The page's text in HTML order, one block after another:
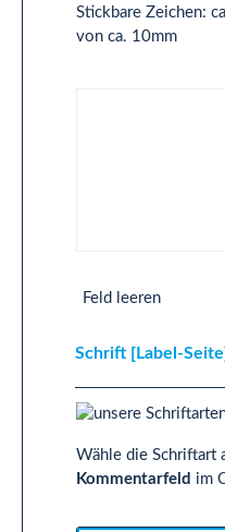
Stickbare Zeichen:
von ca. 10mm
Feld leeren
Schrift [Label-Seite]
Wähle die Schriftart
Kommentarfeld im